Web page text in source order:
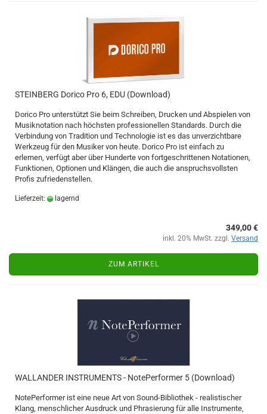
STEINBERG Dorico Pro 6, EDU (Download)
Dorico Pro unterstützt Sie beim Schreiben, Drucken und Abspielen von
Musiknotation nach höchsten professionellen Standards. Durch die
Verbindung von Tradition und Technologie ist es das unverzichtbare
Werkzeug für den Musiker von heute. Dorico Pro ist einfach zu
erlernen, verfügt aber über Hunderte von fortgeschrittenen Notationen,
Funktionen, Optionen und Klängen, die auch die anspruchsvollsten
Profis zufriedenstellen.
Lieferzeit: lagernd
349,00 €
inkl. 20% MwSt. zzgl. Versand
ZUM ARTIKEL
WALLANDER INSTRUMENTS - NotePerformer 5 (Download)
NotePerformer ist eine neue Art von Sound-Bibliothek - realistischer
Klang, menschlicher Ausdruck und Phrasierung für alle Instrumente,